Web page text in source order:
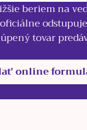
beriem na
tovar
online